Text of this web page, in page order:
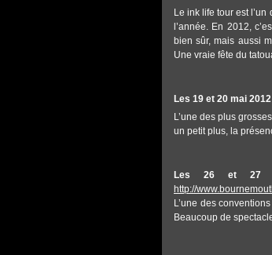
Le ink life tour est
l’année. En 2012,
bien sûr, mais aussi
Une vraie fête du
Les 19 et 20 mai
L’une des plus
un petit plus, la
Les 26 et 27
http://
L’une des
Beaucoup de